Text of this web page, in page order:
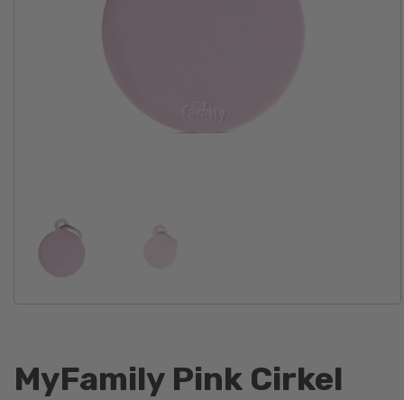
MyFamily Pink Cirkel